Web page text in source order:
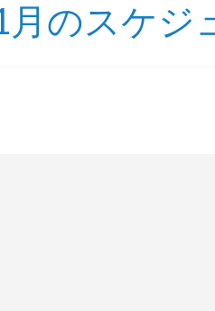
のスケジ